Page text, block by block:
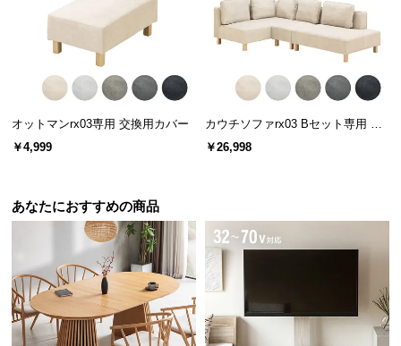
オットマンrx03専用 交換用カバー
￥4,999
カウチソファrx03 Bセット専用 交
換用カバー カウチ+2P+1Pセット
￥26,998
あなたにおすすめの商品